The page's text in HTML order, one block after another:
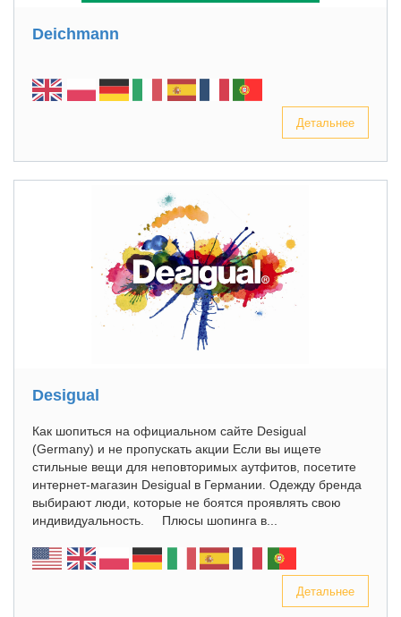
Deichmann
Детальнее
Desigual
Как шопиться на официальном сайте Desigual
(Germany) и не пропускать акции Если вы ищете
стильные вещи для неповторимых аутфитов, посетите
интернет-магазин Desigual в Германии. Одежду бренда
выбирают люди, которые не боятся проявлять свою
индивидуальность. Плюсы шопинга в...
Детальнее